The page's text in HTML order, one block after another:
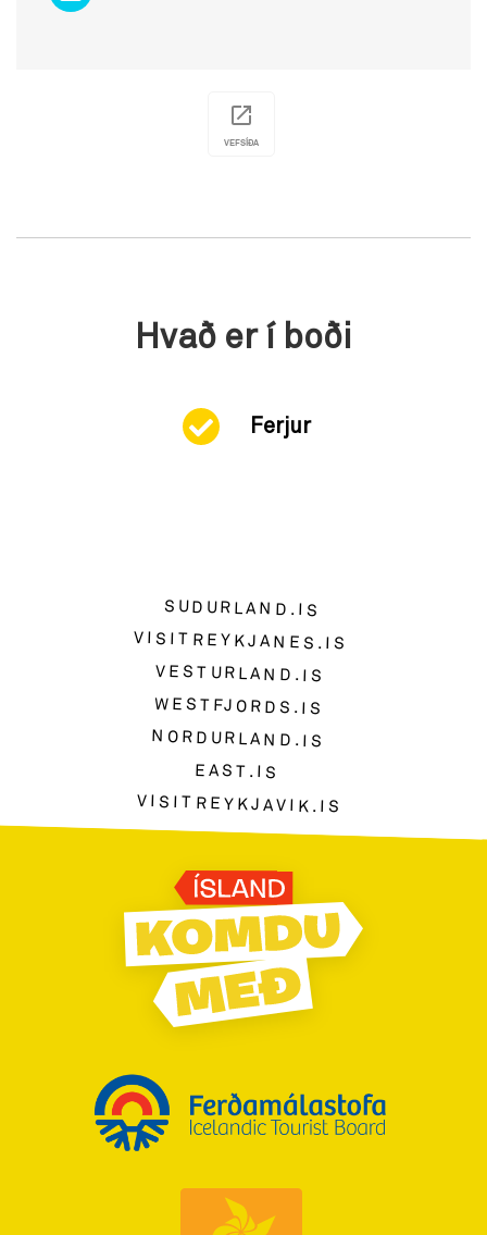
VEFSÍÐA
Hvað er í boði
Ferjur
SUDURLAND.IS
VISITREYKJANES.IS
VESTURLAND.IS
WESTFJORDS.IS
NORDURLAND.IS
EAST.IS
VISITREYKJAVIK.IS